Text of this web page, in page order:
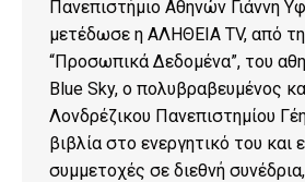
Πανεπιστήμιο Αθηνών Γιάννη
μετέδωσε η AΛΗΘΕΙΑ ΤV, από
“Προσωπικά Δεδομένα”, του
Blue Sky, ο πολυβραβευμένος
Λονδρέζικου Πανεπιστημίου
βιβλία στο ενεργητικό του και
συμμετοχές σε διεθνή